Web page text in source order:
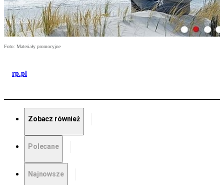
Foto: Materiały promocyjne
rp.pl
Zobacz również
Polecane
Najnowsze